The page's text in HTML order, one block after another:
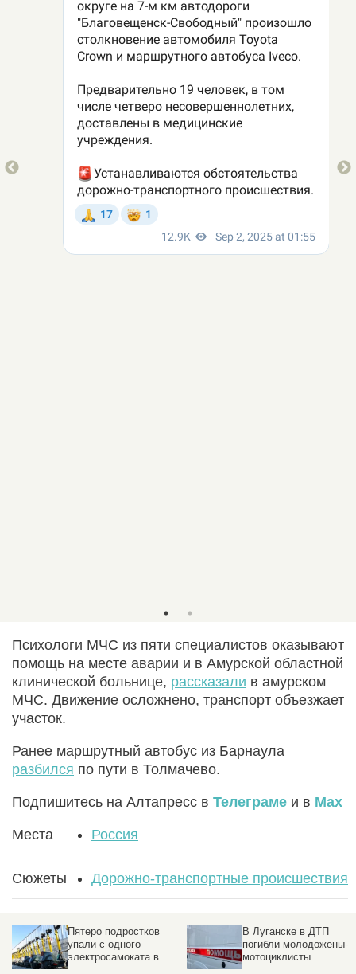
Психологи МЧС из пяти специалистов оказывают
помощь на месте аварии и в Амурской областной
клинической больнице, рассказали в амурском
МЧС. Движение осложнено, транспорт объезжает
участок.
Ранее маршрутный автобус из Барнаула
разбился по пути в Толмачево.
Подпишитесь на Алтапресс в Телеграме и в Max
Места Россия
Сюжеты Дорожно-транспортные происшествия
Пятеро подростков
упали с одного
электросамоката в
В Луганске в ДТП
погибли молодожены-
мотоциклисты